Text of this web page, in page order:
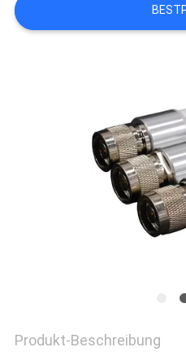
FÄLLE
Produkt-Beschreibung